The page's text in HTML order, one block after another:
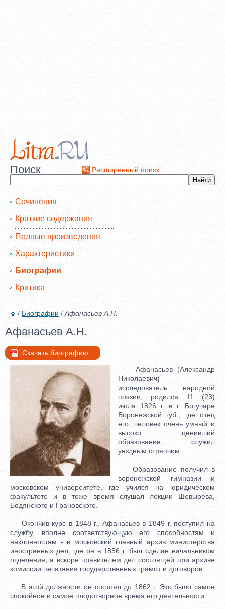
Поиск Расширенный поиск
Сочинения
Краткие содержания
Полные произведения
Характеристики
Биографии
Критика
/ Биографии / Афанасьев А.Н.
Афанасьев А.Н.
Скачать биографию
Афанасьев (Александр
Николаевич) -
исследователь народной
поэзии; родился 11 (23)
июля 1826 г. в г. Богучаре
Воронежской губ., где отец
его, человек очень умный и
высоко ценивший
образование, служил
уездным стряпчим.
Образование получил в
воронежской гимназии и
московском университете, где учился на юридическом
факультете и в тоже время слушал лекции Шевырева,
Бодянского и Грановского.
Окончив курс в 1848 г., Афанасьев в 1849 г. поступил на
службу, вполне соответствующую его способностям и
наклонностям - в московский главный архив министерства
иностранных дел, где он в 1856 г. был сделан начальником
отделения, а вскоре правителем дел состоящей при архиве
комиссии печатания государственных грамот и договоров.
В этой должности он состоял до 1862 г. Это было самое
спокойное и самое плодотворное время его деятельности.